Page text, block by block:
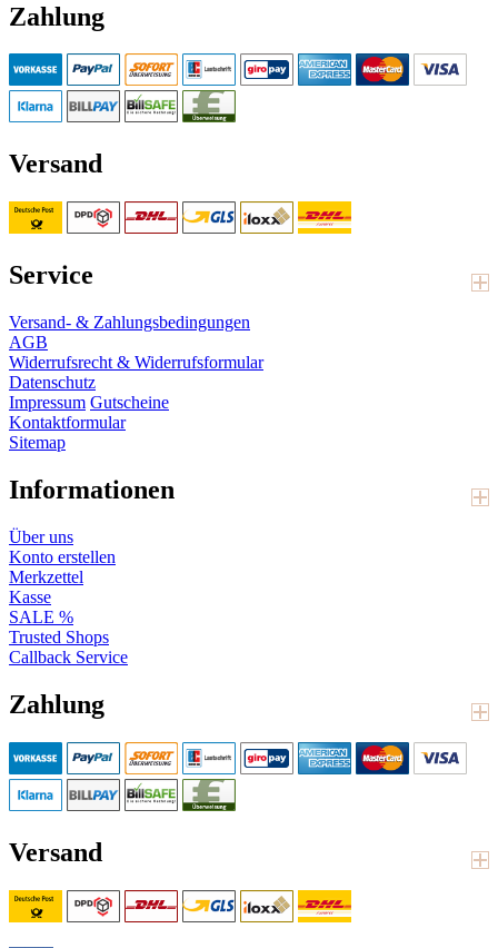
Zahlung
Versand
Service
Versand- & Zahlungsbedingungen
AGB
Widerrufsrecht & Widerrufsformular
Datenschutz
Impressum Gutscheine
Kontaktformular
Sitemap
Informationen
Über uns
Konto erstellen
Merkzettel
Kasse
SALE %
Trusted Shops
Callback Service
Zahlung
Versand